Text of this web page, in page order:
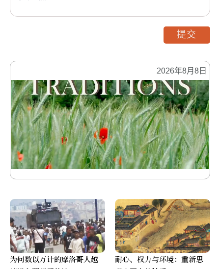
2026年8月8日
提交
为何数以万计的摩洛哥人越
耐心、权力与环境：重新思